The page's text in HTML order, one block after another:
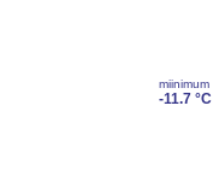
miinimum
-11.7 °C